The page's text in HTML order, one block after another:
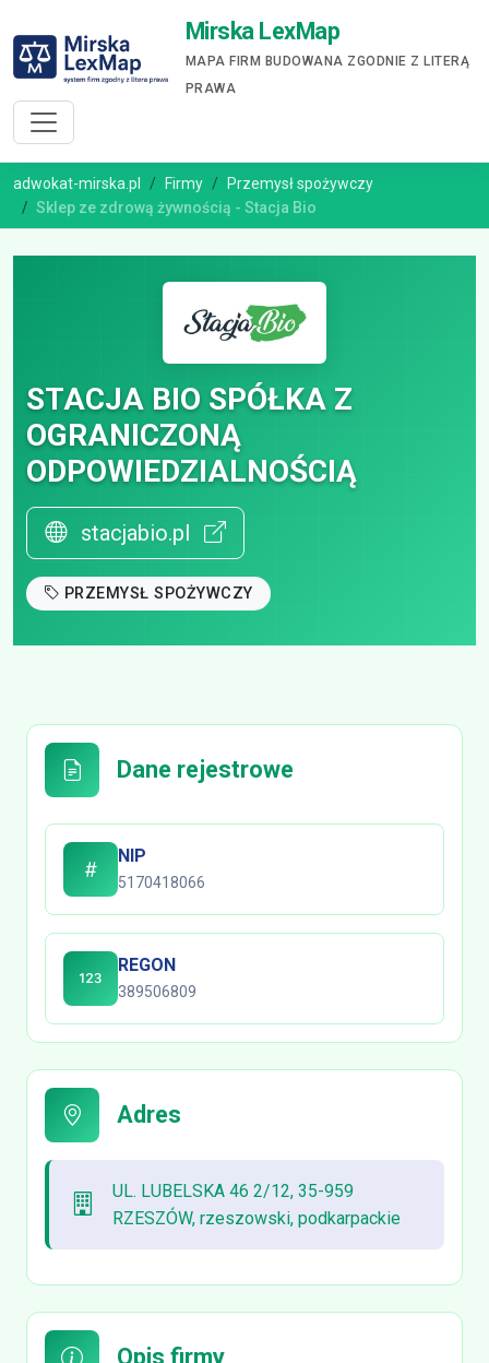
Mirska LexMap
MAPA FIRM BUDOWANA ZGODNIE Z LITERĄ
PRAWA
adwokat-mirska.pl Firmy
Przemysł spożywczy
Sklep ze zdrową żywnością - Stacja Bio
STACJA BIO SPÓŁKA Z
OGRANICZONĄ
ODPOWIEDZIALNOŚCIĄ
stacjabio.pl
PRZEMYSŁ SPOŻYWCZY
Dane rejestrowe
NIP
5170418066
REGON
389506809
Adres
UL. LUBELSKA 46 2/12, 35-959
RZESZÓW, rzeszowski, podkarpackie
Opis firmy